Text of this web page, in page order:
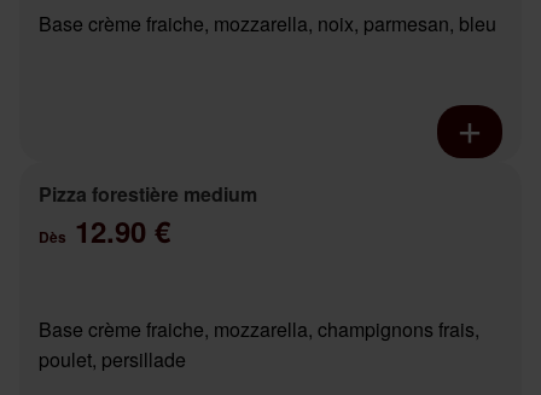
Base crème fraiche, mozzarella, noix, parmesan, bleu
Pizza forestière medium
Dès 12.90 €
Base crème fraiche, mozzarella, champignons frais,
poulet, persillade